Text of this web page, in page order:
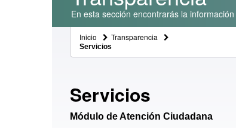
En esta sección encontrarás la
Inicio Transparencia
Servicios
Servicios
Módulo de Atención Ciudadana